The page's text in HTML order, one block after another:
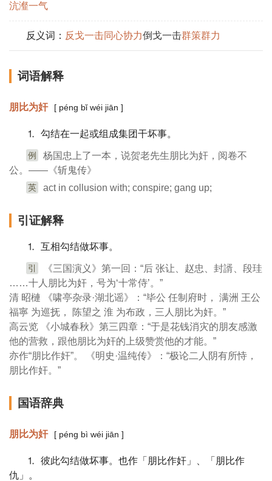
沆瀣一气
反义词： 反戈一击同心协力倒戈一击群策群力
词语解释
朋比为奸 [ péng bǐ wéi jiān ]
⒈ 勾结在一起或组成集团干坏事。
例
杨国忠上了一本，说贺老先生朋比为奸，阅卷不
公。——《斩鬼传》
英 act in collusion with; conspire; gang up;
引证解释
⒈ 互相勾结做坏事。
引
《三国演义》第一回：“后 张让、赵忠、封諝、段珪
……十人朋比为奸，号为‘十常侍’。”
清 昭槤 《啸亭杂录·湖北谣》：“毕公 任制府时， 满洲 王公
福寧 为巡抚， 陈望之 淮 为布政，三人朋比为奸。”
高云览 《小城春秋》第三四章：“于是花钱消灾的朋友感激
他的营救，跟他朋比为奸的上级赞赏他的才能。”
亦作“朋比作奸”。 《明史·温纯传》：“极论二人阴有所恃，
朋比作奸。”
国语辞典
朋比为奸 [ péng bì wéi jiān ]
⒈ 彼此勾结做坏事。也作「朋比作奸」、「朋比作
仇」。